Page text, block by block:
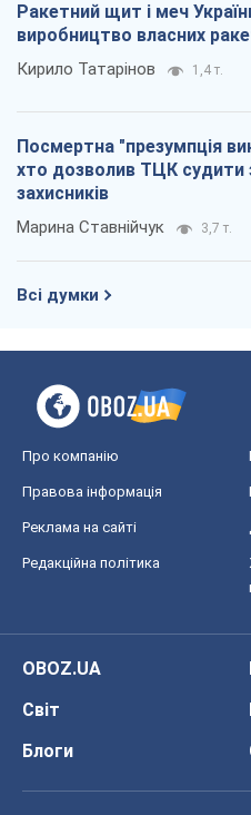
Ракетний щит і меч
виробництво власних
Кирило Татарінов 1,4 т.
Посмертна "презумпція
хто дозволив ТЦК судити
захисників
Марина Ставнійчук 3,7 т.
Всі думки
Про компанію
Правова інформація
Реклама на сайті
Редакційна політика
OBOZ.UA
Світ
Блоги